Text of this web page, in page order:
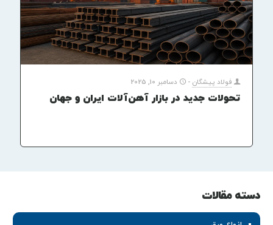
فولاد پیشگان - دسامبر 10, 2025
تحولات جدید در بازار آهن‌آلات ایران و جهان
دسته مقالات